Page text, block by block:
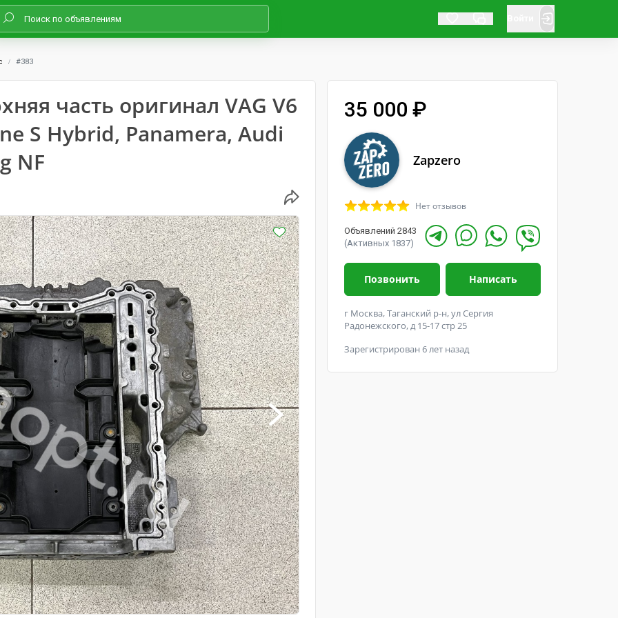
#383
часть оригинал VAG V6
S Hybrid, Panamera, Audi
NF
35 000 ₽
Zapzero
Нет отзывов
Объявлений 2843
(Активных 1837)
Позвонить Написать
г Москва, Таганский р-н, ул Сергия
Радонежского, д 15-17 стр 25
Зарегистрирован 6 лет назад